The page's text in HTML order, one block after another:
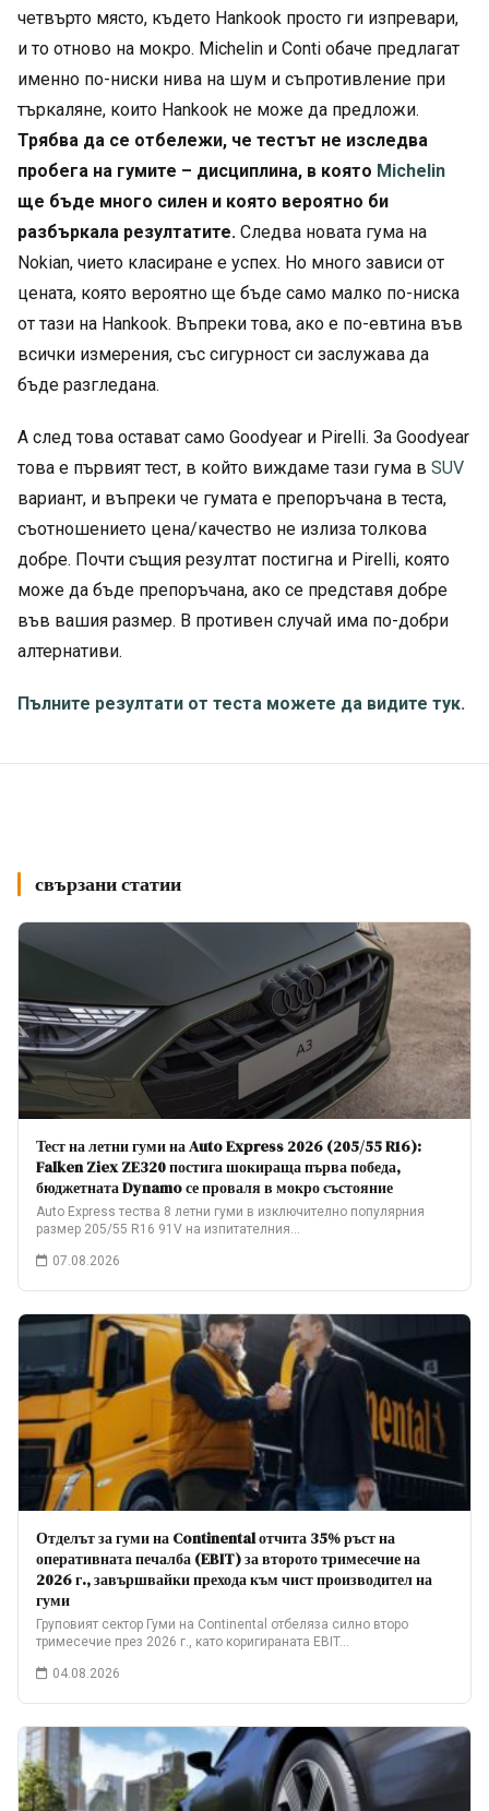
четвърто място, където Hankook просто ги изпревари,
и то отново на мокро. Michelin и Conti обаче предлагат
именно по-ниски нива на шум и съпротивление при
търкаляне, които Hankook не може да предложи.
Трябва да се отбележи, че тестът не изследва
пробега на гумите – дисциплина, в която Michelin
ще бъде много силен и която вероятно би
разбъркала резултатите. Следва новата гума на
Nokian, чието класиране е успех. Но много зависи от
цената, която вероятно ще бъде само малко по-ниска
от тази на Hankook. Въпреки това, ако е по-евтина във
всички измерения, със сигурност си заслужава да
бъде разгледана.
А след това остават само Goodyear и Pirelli. За Goodyear
това е първият тест, в който виждаме тази гума в SUV
вариант, и въпреки че гумата е препоръчана в теста,
съотношението цена/качество не излиза толкова
добре. Почти същия резултат постигна и Pirelli, която
може да бъде препоръчана, ако се представя добре
във вашия размер. В противен случай има по-добри
алтернативи.
Пълните резултати от теста можете да видите тук.
свързани статии
Тест на летни гуми на Auto Express 2026 (205/55 R16):
Falken Ziex ZE320 постига шокираща първа победа,
бюджетната Dynamo се проваля в мокро състояние
Auto Express тества 8 летни гуми в изключително популярния
размер 205/55 R16 91V на изпитателния…
07.08.2026
Отделът за гуми на Continental отчита 35% ръст на
оперативната печалба (EBIT) за второто тримесечие на
2026 г., завършвайки прехода към чист производител на
гуми
Груповият сектор Гуми на Continental отбеляза силно второ
тримесечие през 2026 г., като коригираната EBIT…
04.08.2026